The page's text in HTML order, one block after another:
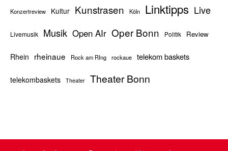
Konzertreview Kultur Kunstrasen Köln Linktipps Live
Livemusik Musik Open AIr Oper Bonn Politik Review
Rhein rheinaue Rock am RIng rockaue telekom baskets
telekombaskets Theater Theater Bonn